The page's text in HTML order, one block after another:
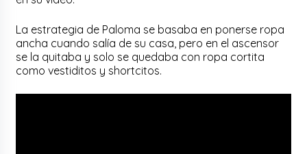
La estrategia de Paloma se basaba en ponerse ropa
ancha cuando salía de su casa, pero en el ascensor
se la quitaba y solo se quedaba con ropa cortita
como vestiditos y shortcitos.